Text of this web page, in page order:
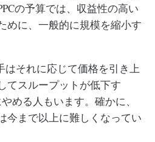
の予算では、収益性の高い
めに、一般的に規模を縮小す
はそれに応じて価格を引き上
てスループットが低下す
める人もいます。確かに、
今まで以上に難しくなってい